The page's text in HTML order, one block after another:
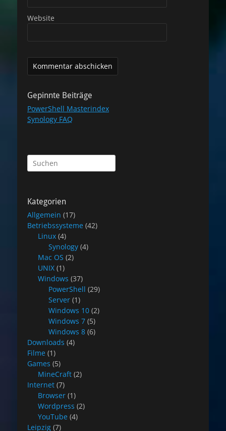
Website
Gepinnte Beiträge
PowerShell Masterindex
Synology FAQ
Suchen
nach:
Kategorien
Allgemein (17)
Betriebssysteme (42)
Linux (4)
Synology (4)
Mac OS (2)
UNIX (1)
Windows (37)
PowerShell (29)
Server (1)
Windows 10 (2)
Windows 7 (5)
Windows 8 (6)
Downloads (4)
Filme (1)
Games (5)
MineCraft (2)
Internet (7)
Browser (1)
Wordpress (2)
YouTube (4)
Leipzig (7)